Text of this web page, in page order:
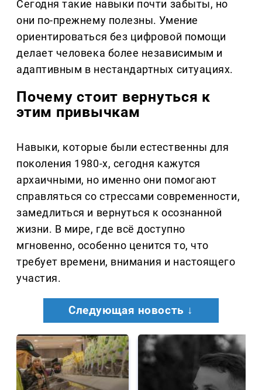
Сегодня такие навыки почти забыты, но
они по-прежнему полезны. Умение
ориентироваться без цифровой помощи
делает человека более независимым и
адаптивным в нестандартных ситуациях.
Почему стоит вернуться к
этим привычкам
Навыки, которые были естественны для
поколения 1980-х, сегодня кажутся
архаичными, но именно они помогают
справляться со стрессами современности,
замедлиться и вернуться к осознанной
жизни. В мире, где всё доступно
мгновенно, особенно ценится то, что
требует времени, внимания и настоящего
участия.
Следующая новость ↓